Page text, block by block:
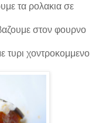
τα ρολακια σε
στον φουρνο
τυρι χοντροκομμενο